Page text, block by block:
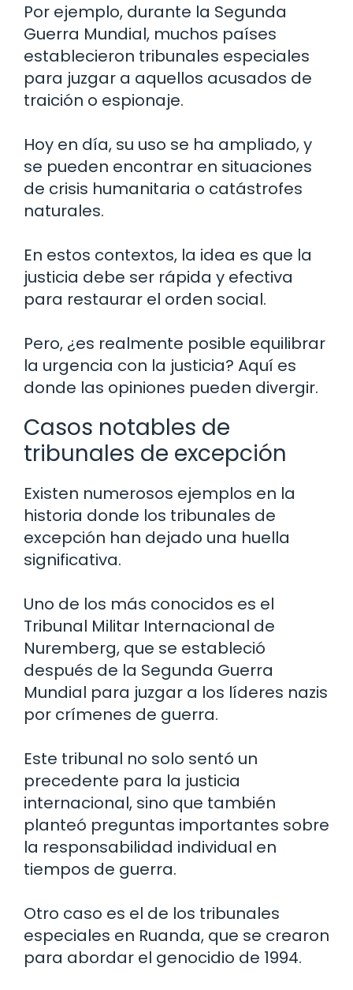
Por ejemplo, durante la Segunda
Guerra Mundial, muchos países
establecieron tribunales especiales
para juzgar a aquellos acusados de
traición o espionaje.
Hoy en día, su uso se ha ampliado, y
se pueden encontrar en situaciones
de crisis humanitaria o catástrofes
naturales.
En estos contextos, la idea es que la
justicia debe ser rápida y efectiva
para restaurar el orden social.
Pero, ¿es realmente posible equilibrar
la urgencia con la justicia? Aquí es
donde las opiniones pueden divergir.
Casos notables de
tribunales de excepción
Existen numerosos ejemplos en la
historia donde los tribunales de
excepción han dejado una huella
significativa.
Uno de los más conocidos es el
Tribunal Militar Internacional de
Nuremberg, que se estableció
después de la Segunda Guerra
Mundial para juzgar a los líderes nazis
por crímenes de guerra.
Este tribunal no solo sentó un
precedente para la justicia
internacional, sino que también
planteó preguntas importantes sobre
la responsabilidad individual en
tiempos de guerra.
Otro caso es el de los tribunales
especiales en Ruanda, que se crearon
para abordar el genocidio de 1994.